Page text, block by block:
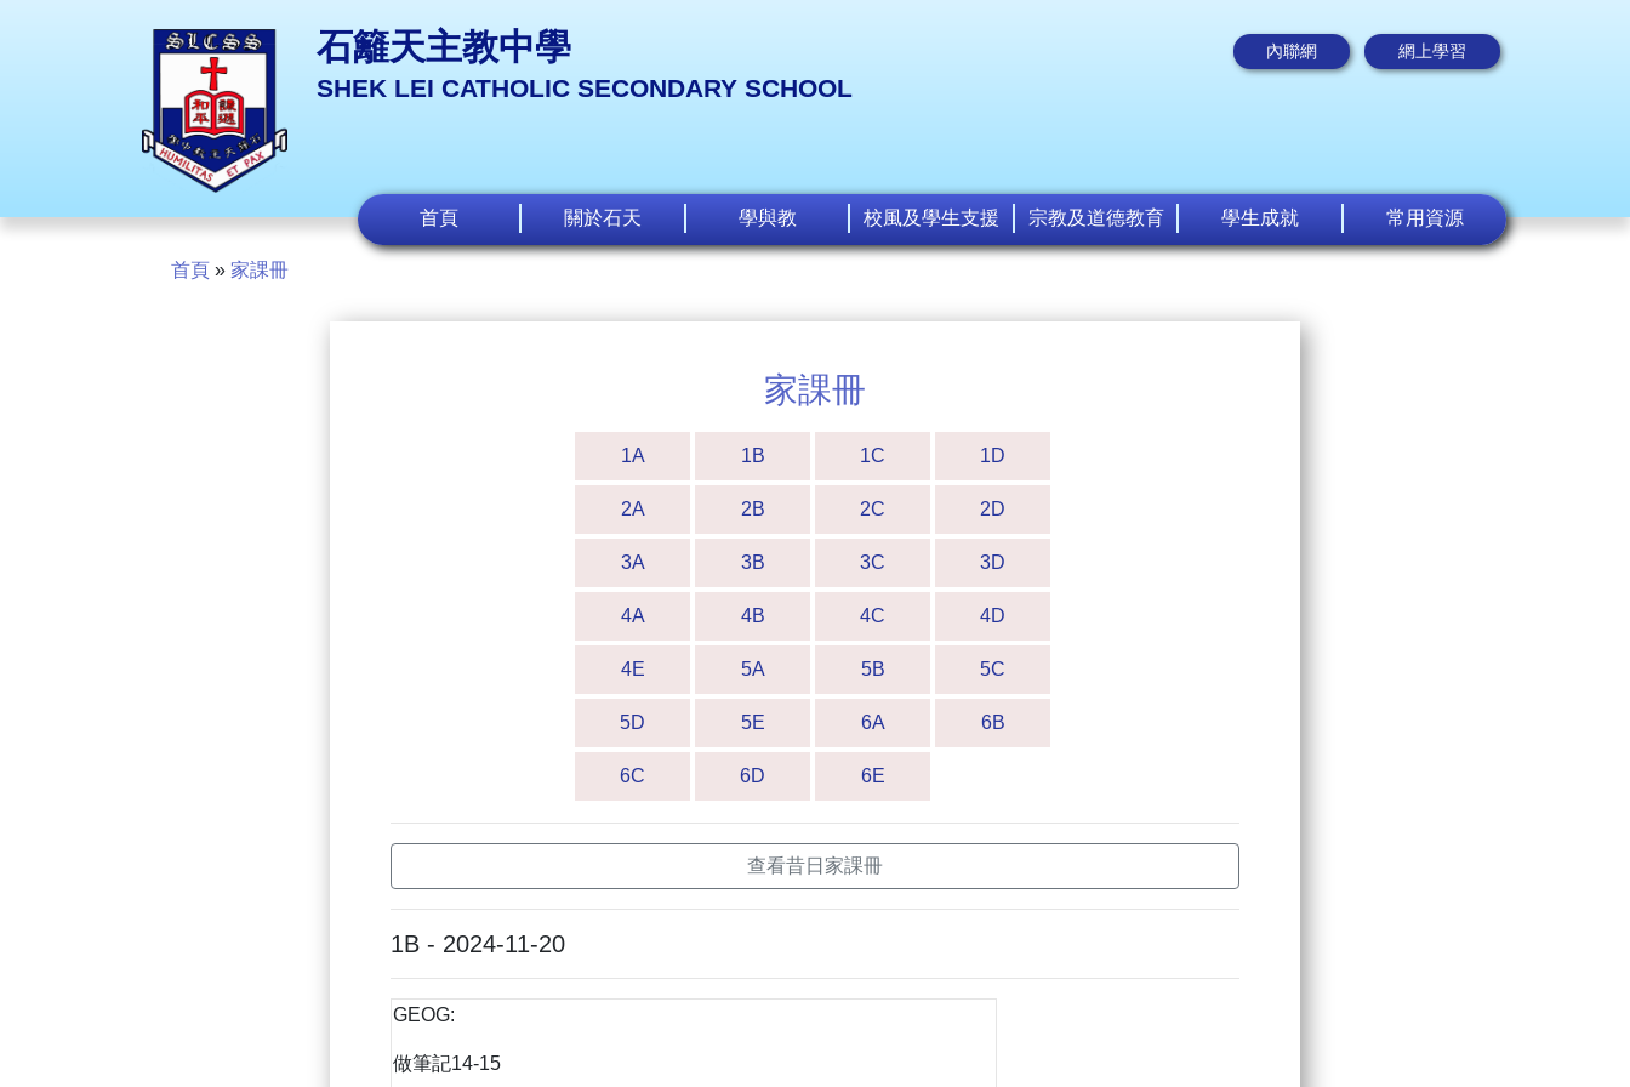
石籬天主教中學
SHEK LEI CATHOLIC SECONDARY SCHOOL
內聯網 網上學習
首頁 關於石天 學與教 校風及學生支援 宗教及道德教育 學生成就 常用資源
首頁 » 家課冊
家課冊
1A 1B 1C 1D
2A 2B 2C 2D
3A 3B 3C 3D
4A 4B 4C 4D
4E 5A 5B 5C
5D 5E 6A 6B
6C 6D 6E
查看昔日家課冊
1B - 2024-11-20
GEOG:
做筆記14-15